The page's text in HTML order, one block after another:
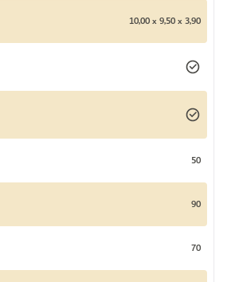
10,00 x 9,50 x 3,90
50
90
70